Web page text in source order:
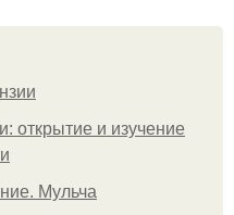
открытие и изучение
Мульча